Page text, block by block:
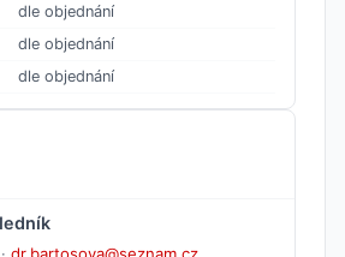
dle objednání
dle objednání
dle objednání